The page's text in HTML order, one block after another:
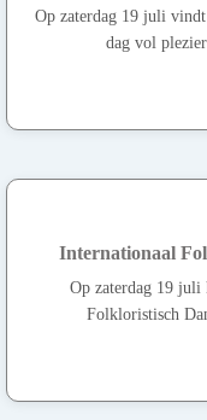
Op zaterdag 19 juli
dag vol
Internationaal
Op zaterdag 19 juli
Folkloristisch